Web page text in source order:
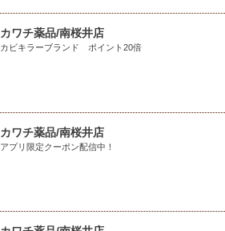
カワチ薬品/南桜井店
カビキラーブランド ポイント20倍
カワチ薬品/南桜井店
アプリ限定クーポン配信中！